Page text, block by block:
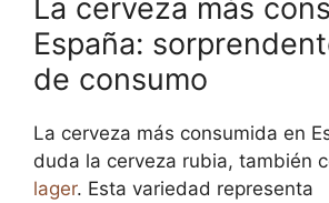
La cerveza más
España:
de consumo
La cerveza más consumida en
duda la cerveza rubia, también
lager. Esta variedad representa